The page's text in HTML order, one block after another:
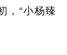
，“小杨臻